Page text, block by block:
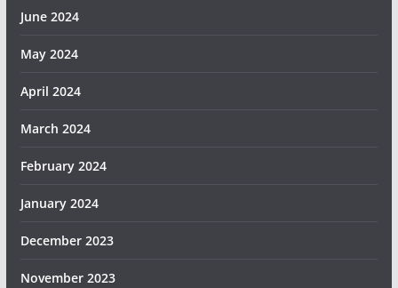
June 2024
May 2024
April 2024
March 2024
February 2024
January 2024
December 2023
November 2023